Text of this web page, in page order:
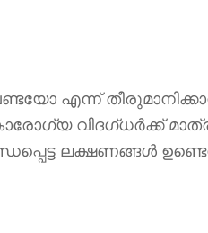
എന്ന്
വിദഗ്ധർക്ക്
ലക്ഷണങ്ങൾ